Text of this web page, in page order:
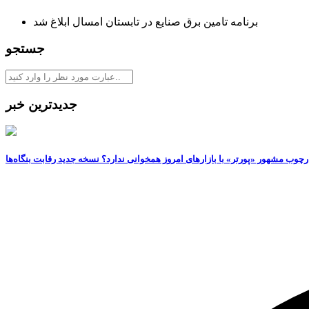
برنامه تامین برق صنایع در تابستان امسال ابلاغ شد
جستجو
جدیدترین خبر
مشهور «پورتر» با بازارهای امروز همخوانی ندارد؟ نسخه جدید رقابت‌ بنگاه‌ها